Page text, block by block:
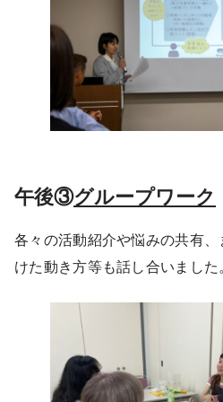
午後③グループワーク
各々の活動紹介や悩みの共有
けた動き方等も話し合いました